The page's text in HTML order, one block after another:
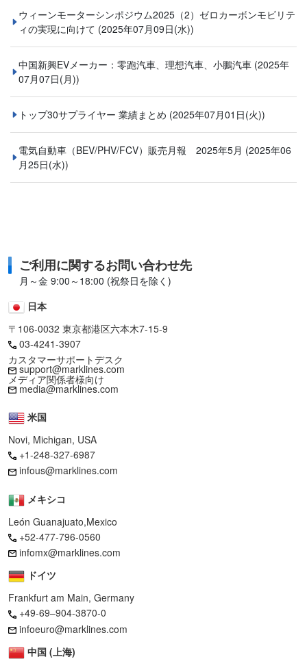
ウィーンモーターシンポジウム2025（2）ゼロカーボンモビリテ
ィの実現に向けて (2025年07月09日(水))
中国新興EVメーカー：零跑汽車、理想汽車、小鵬汽車 (2025年
07月07日(月))
トップ30サプライヤー 業績まとめ (2025年07月01日(火))
電気自動車（BEV/PHV/FCV）販売月報 2025年5月 (2025年06
月25日(水))
ご利用に関するお問い合わせ先
月～金 9:00～18:00 (祝祭日を除く)
日本
〒106-0032 東京都港区六本木7-15-9
03-4241-3907
カスタマーサポートデスク
support@marklines.com
メディア関係者様向け
media@marklines.com
米国
Novi, Michigan, USA
+1-248-327-6987
infous@marklines.com
メキシコ
León Guanajuato,Mexico
+52-477-796-0560
infomx@marklines.com
ドイツ
Frankfurt am Main, Germany
+49-69–904-3870-0
infoeuro@marklines.com
中国 (上海)